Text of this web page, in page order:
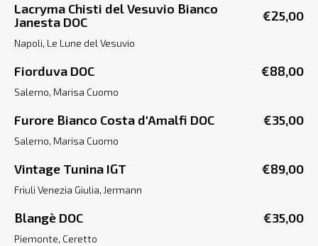
Lacryma Chisti del Vesuvio Bianco
Janesta DOC
€25,00
Napoli, Le Lune del Vesuvio
Fiorduva DOC €88,00
Salerno, Marisa Cuomo
Furore Bianco Costa d'Amalfi DOC €35,00
Salerno, Marisa Cuomo
Vintage Tunina IGT €89,00
Friuli Venezia Giulia, Jermann
Blangè DOC €35,00
Piemonte, Ceretto